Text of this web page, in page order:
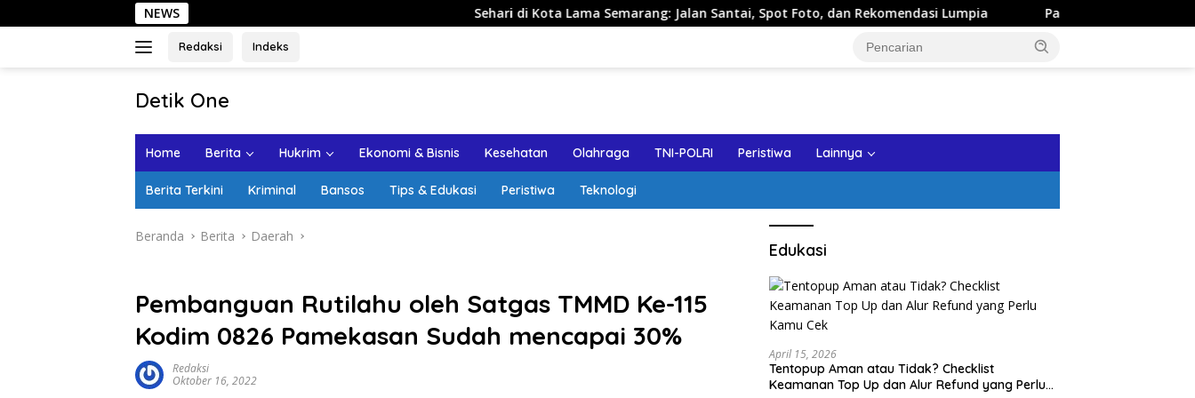
ke
NEWS Sehari di Kota Lama Semarang: Jalan Santai, Spot Foto, dan Rekomendasi Lumpia Panduan Wisata Keluarga ke Kota
Redaksi Indeks
Detik One
Ungkap
Home Berita Hukrim Ekonomi & Bisnis Kesehatan Olahraga TNI-POLRI Peristiwa Lainnya
Berita Terkini Kriminal Bansos Tips & Edukasi Peristiwa Teknologi
Beranda Berita Daerah
Pembanguan Rutilahu oleh Satgas TMMD Ke-115
Kodim 0826 Pamekasan Sudah mencapai 30%
Redaksi
Oktober 16, 2022
Edukasi
April 15, 2026
Tentopup Aman atau Tidak? Checklist
Keamanan Top Up dan Alur Refund yang Perlu